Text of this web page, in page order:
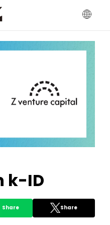
k-ID
Share Share